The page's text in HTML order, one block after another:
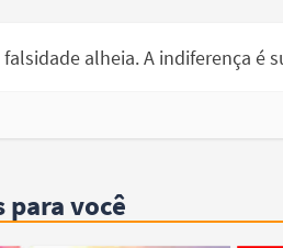
alheia. A indiferença é
para você